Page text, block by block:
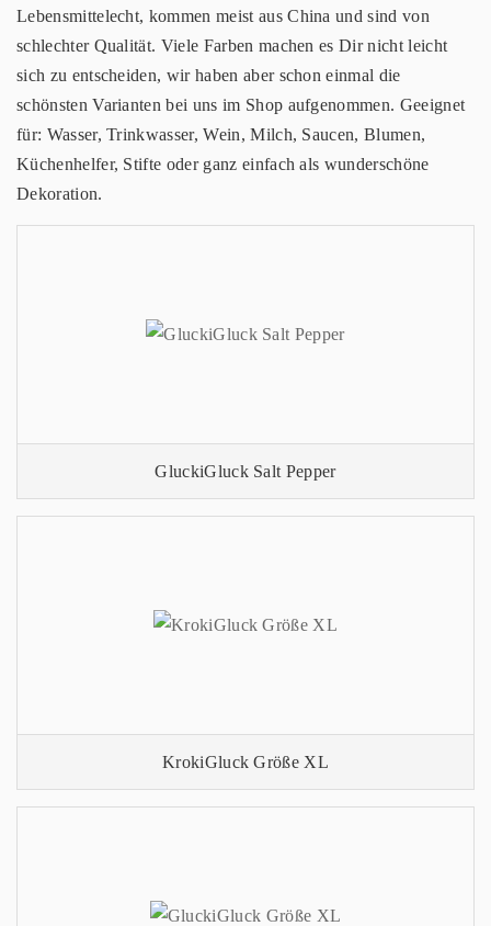
Lebensmittelecht, kommen meist aus China und sind von
schlechter Qualität. Viele Farben machen es Dir nicht leicht
sich zu entscheiden, wir haben aber schon einmal die
schönsten Varianten bei uns im Shop aufgenommen. Geeignet
für: Wasser, Trinkwasser, Wein, Milch, Saucen, Blumen,
Küchenhelfer, Stifte oder ganz einfach als wunderschöne
Dekoration.
GluckiGluck Salt Pepper
KrokiGluck Größe XL